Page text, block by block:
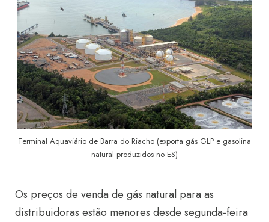
Terminal Aquaviário de Barra do Riacho (exporta gás GLP e gasolina
natural produzidos no ES)
Os preços de venda de gás natural para as
distribuidoras estão menores desde segunda-feira